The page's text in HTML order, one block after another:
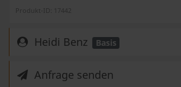
Produkt-ID: 17442
Heidi Benz Basis
Anfrage senden